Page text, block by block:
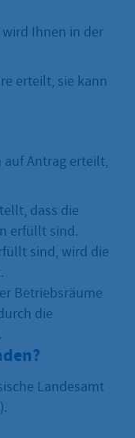
Ihnen in der
erteilt, sie kann
Antrag erteilt,
dass die
erfüllt sind.
sind, wird die
Betriebsräume
die
Landesamt